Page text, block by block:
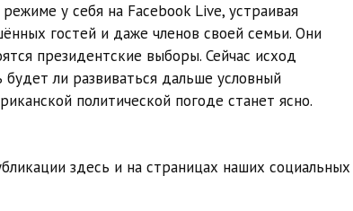
у себя на Facebook Live, устраивая
гостей и даже членов своей семьи. Они
президентские выборы. Сейчаc исход
ли развиваться дальше условный
политической погоде станет ясно.
здесь и на страницах наших социальных